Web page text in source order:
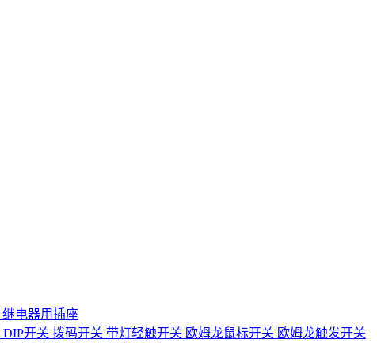
继电器用插座
DIP开关 拨码开关 带灯轻触开关 欧姆龙鼠标开关 欧姆龙触发开关